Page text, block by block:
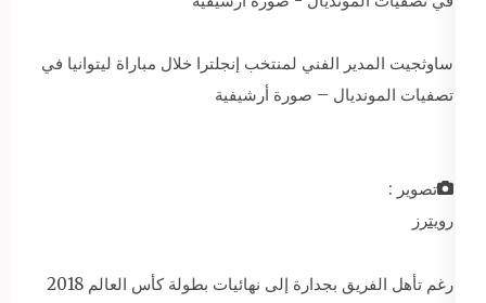
ساوثجيت المدير الفني لمنتخب إنجلترا خلال مباراة ليتوانيا في
تصفيات المونديال – صورة أرشيفية
تصوير :
رويترز
رغم تأهل الفريق بجدارة إلى نهائيات بطولة كأس العالم 2018